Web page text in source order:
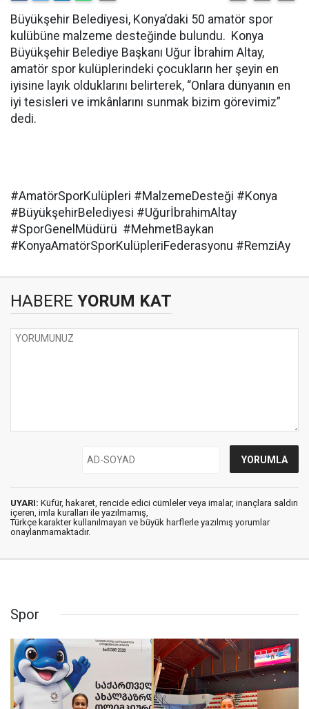
Büyükşehir Belediyesi, Konya’daki 50 amatör spor
kulübüne malzeme desteğinde bulundu. Konya
Büyükşehir Belediye Başkanı Uğur İbrahim Altay,
amatör spor kulüplerindeki çocukların her şeyin en
iyisine layık olduklarını belirterek, “Onlara dünyanın en
iyi tesisleri ve imkânlarını sunmak bizim görevimiz”
dedi.
#AmatörSporKulüpleri #MalzemeDesteği #Konya
#BüyükşehirBelediyesi #UğurİbrahimAltay
#SporGenelMüdürü #MehmetBaykan
#KonyaAmatörSporKulüpleriFederasyonu #RemziAy
HABERE YORUM KAT
UYARI: Küfür, hakaret, rencide edici cümleler veya imalar, inançlara saldırı
içeren, imla kuralları ile yazılmamış,
Türkçe karakter kullanılmayan ve büyük harflerle yazılmış yorumlar
onaylanmamaktadır.
Spor